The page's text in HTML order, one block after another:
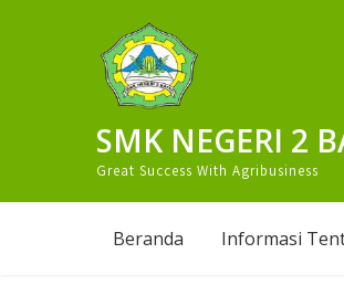
SMK NEGERI 2
Great Success With Agribusiness
Beranda Informasi